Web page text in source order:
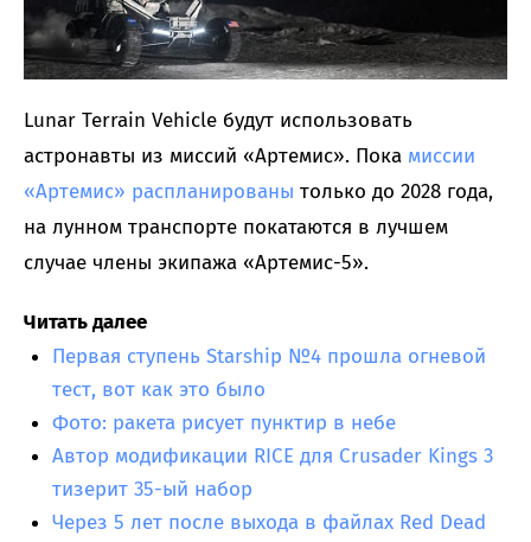
Lunar Terrain Vehicle будут использовать
астронавты из миссий «Артемис». Пока миссии
«Артемис» распланированы только до 2028 года,
на лунном транспорте покатаются в лучшем
случае члены экипажа «Артемис-5».
Читать далее
Первая ступень Starship №4 прошла огневой
тест, вот как это было
Фото: ракета рисует пунктир в небе
Автор модификации RICE для Crusader Kings 3
тизерит 35-ый набор
Через 5 лет после выхода в файлах Red Dead